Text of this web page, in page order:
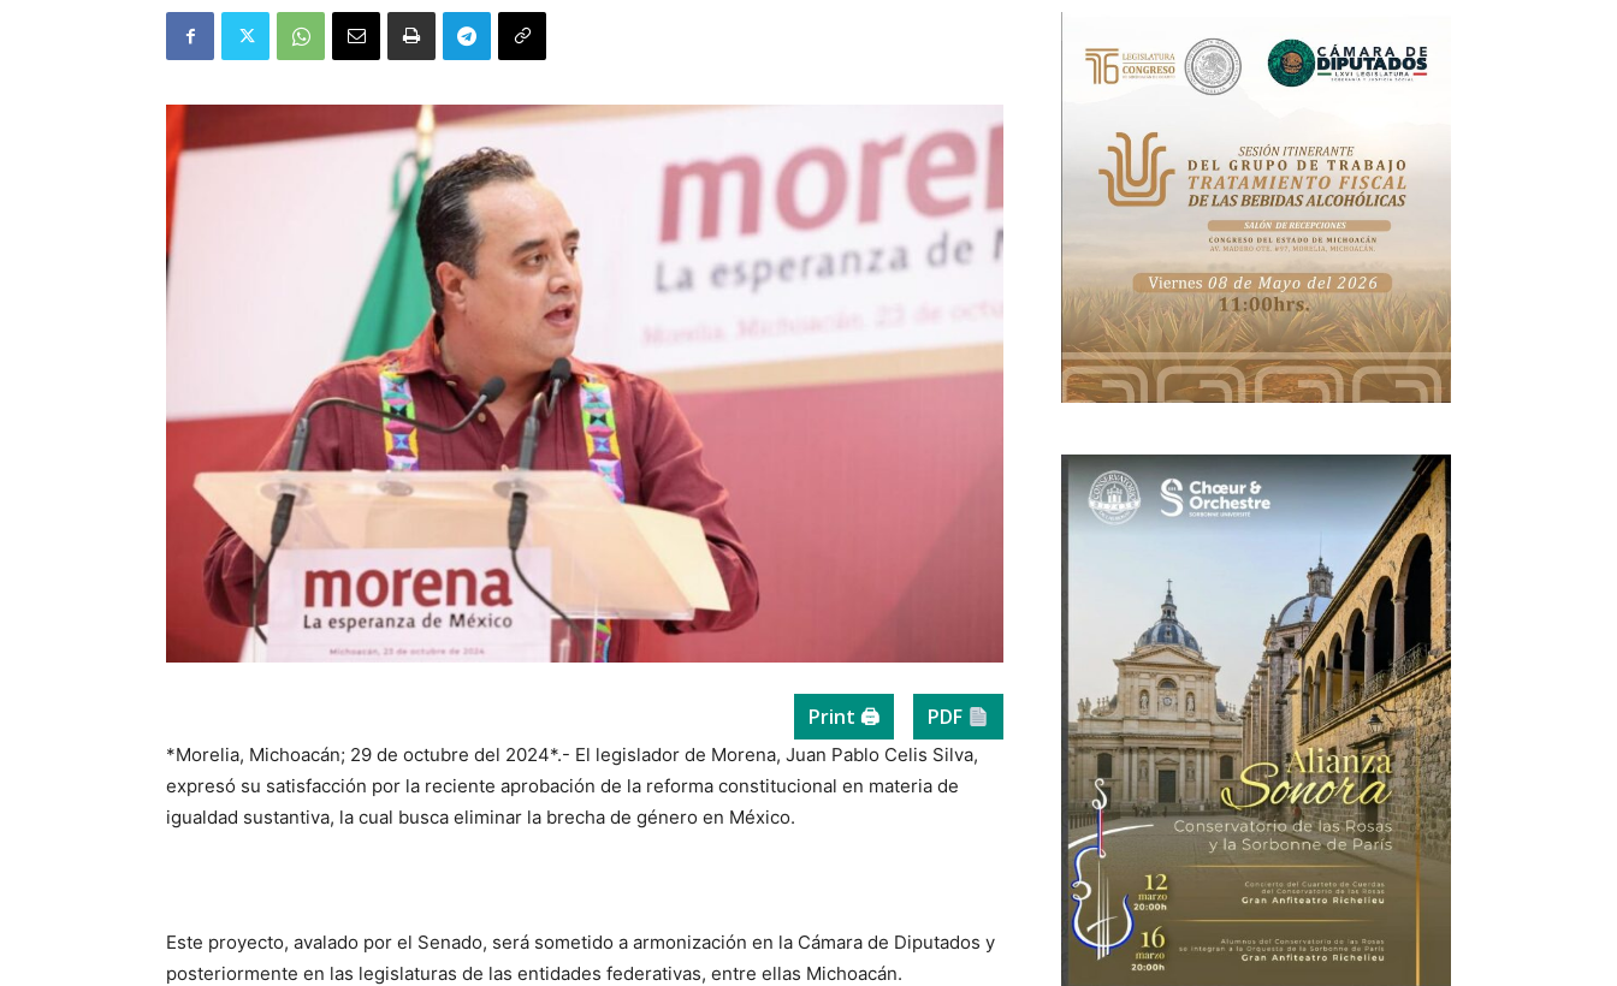
Print 🖨 PDF
*Morelia, Michoacán; 29 de octubre del 2024*.- El legislador de Morena, Juan Pablo Celis Silva,
expresó su satisfacción por la reciente aprobación de la reforma constitucional en materia de
igualdad sustantiva, la cual busca eliminar la brecha de género en México.
Este proyecto, avalado por el Senado, será sometido a armonización en la Cámara de Diputados y
posteriormente en las legislaturas de las entidades federativas, entre ellas Michoacán.